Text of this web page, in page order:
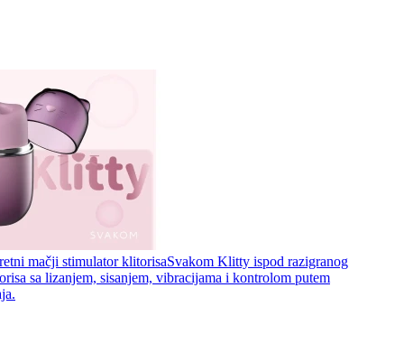
mačji stimulator klitorisaSvakom Klitty ispod razigranog
sa lizanjem, sisanjem, vibracijama i kontrolom putem